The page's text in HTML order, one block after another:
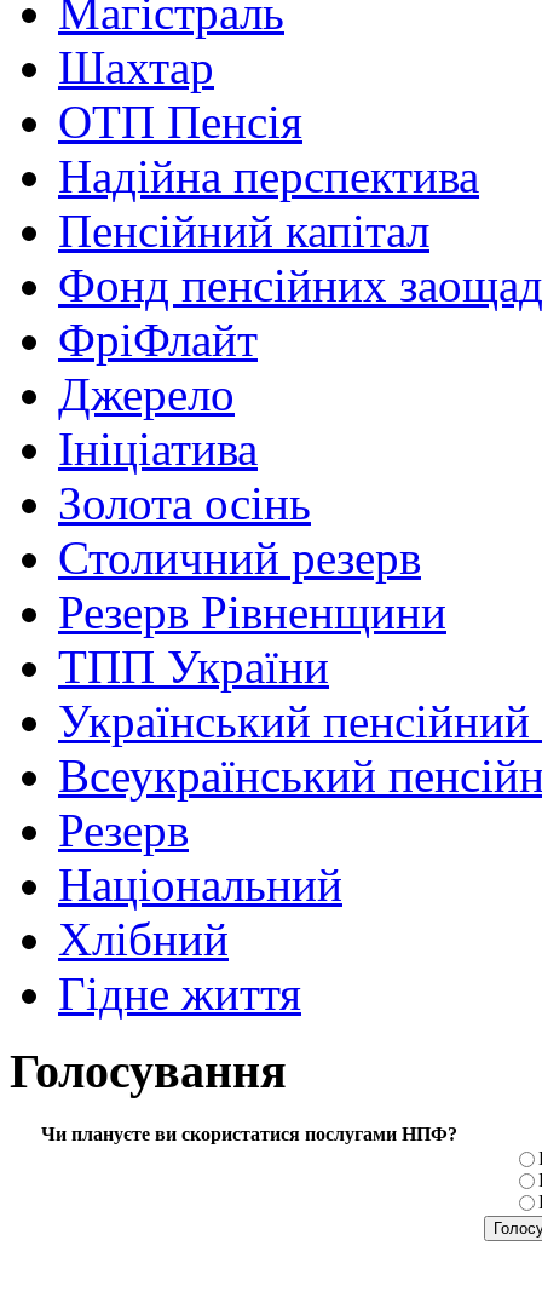
Магістраль
Шахтар
ОТП Пенсія
Надійна перспектива
Пенсійний капітал
Фонд пенсійних
ФріФлайт
Джерело
Ініціатива
Золота осінь
Столичний резерв
Резерв Рівненщини
ТПП України
Український
Всеукраїнський
Резерв
Національний
Хлібний
Гідне життя
Голосування
Чи плануєте ви скористатися послугами НПФ?